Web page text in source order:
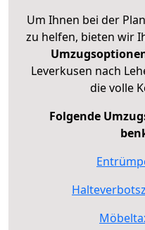
Um Ihnen bei der
zu helfen, bieten wir
Leverkusen nach
die volle
Folgende